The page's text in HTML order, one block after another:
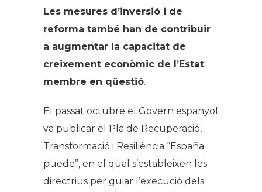
Les mesures d’inversió i de
reforma també han de contribuir
a augmentar la capacitat de
creixement econòmic de l’Estat
membre en qüestió.
El passat octubre el Govern espanyol
va publicar el Pla de Recuperació,
Transformació i Resiliència “España
puede”, en el qual s’estableixen les
directrius per guiar l’execució dels